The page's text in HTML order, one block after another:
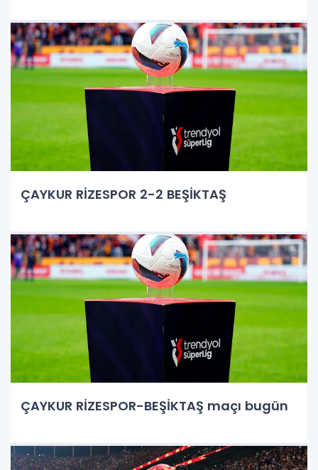
ÇAYKUR RİZESPOR 2-2 BEŞİKTAŞ
ÇAYKUR RİZESPOR-BEŞİKTAŞ maçı bugün